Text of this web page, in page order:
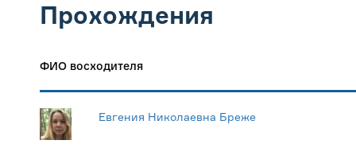
Прохождения
ФИО восходителя
Евгения Николаевна Бреже